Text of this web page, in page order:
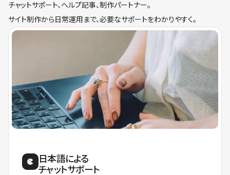
チャットサポート、ヘルプ記事、制作パートナー。
サイト制作から日常運用まで、必要なサポートをわかりやすく。
日本語による
チャットサポート